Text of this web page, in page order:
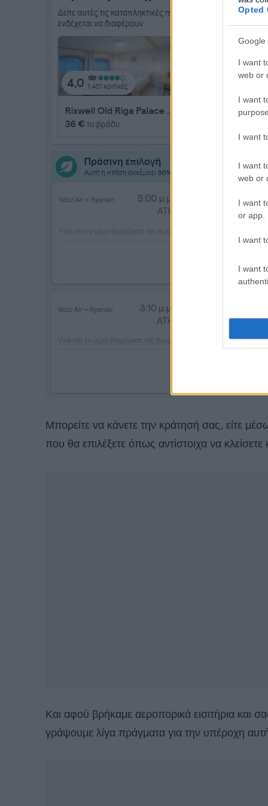
Opted
Google
I want
web or
I want
I want
I want
web or
I want
or app.
I want
I want
Μπορείτε να κάνετε την κράτησή σας, είτε
που θα επιλέξετε όπως αντίστοιχα να κλείσετε
Και αφού βρήκαμε αεροπορικά εισιτήρια και
γράψουμε λίγα πράγματα για την υπέροχη